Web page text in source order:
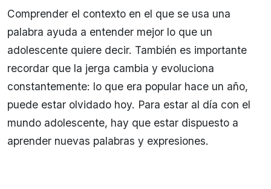
Comprender el contexto en el que se usa una
palabra ayuda a entender mejor lo que un
adolescente quiere decir. También es importante
recordar que la jerga cambia y evoluciona
constantemente: lo que era popular hace un año,
puede estar olvidado hoy. Para estar al día con el
mundo adolescente, hay que estar dispuesto a
aprender nuevas palabras y expresiones.